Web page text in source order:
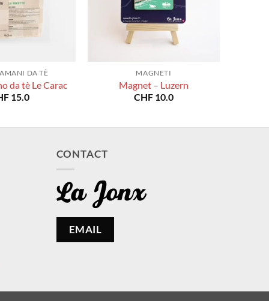
DA TÈ
da tè Le Carac
15.0
MAGNETI
Magnet – Luzern
CHF 10.0
CONTACT
EMAIL